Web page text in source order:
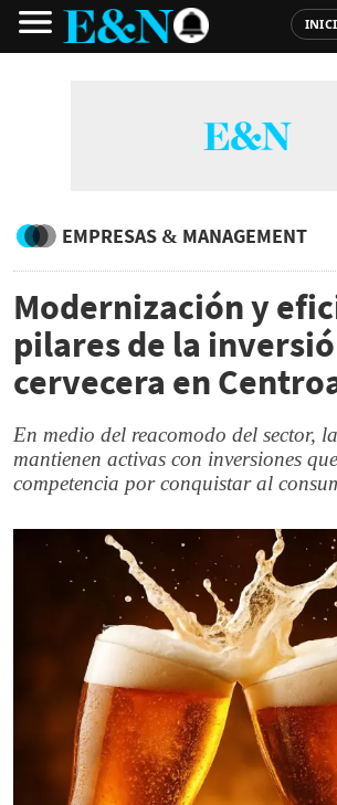
EMPRESAS & MANAGEMENT
Modernización y
pilares de la
cervecera en
En medio del reacomodo del sector,
mantienen activas con inversiones
competencia por conquistar al